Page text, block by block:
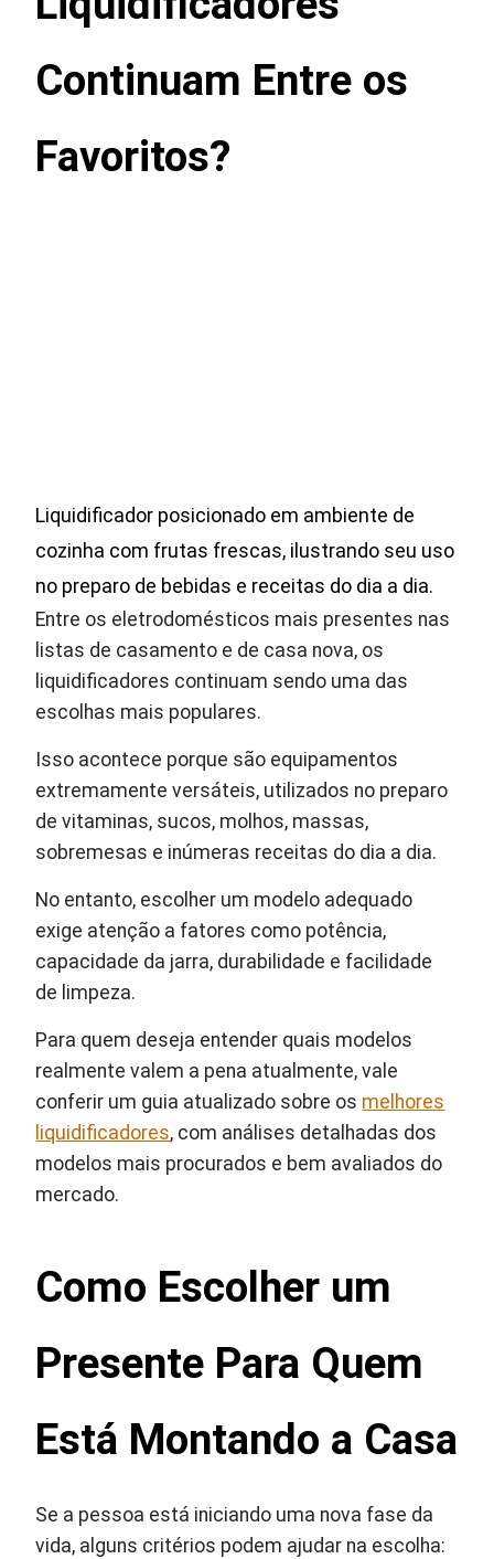
Continuam Entre os
Favoritos?
Liquidificador posicionado em ambiente de
cozinha com frutas frescas, ilustrando seu uso
no preparo de bebidas e receitas do dia a dia.
Entre os eletrodomésticos mais presentes nas
listas de casamento e de casa nova, os
liquidificadores continuam sendo uma das
escolhas mais populares.
Isso acontece porque são equipamentos
extremamente versáteis, utilizados no preparo
de vitaminas, sucos, molhos, massas,
sobremesas e inúmeras receitas do dia a dia.
No entanto, escolher um modelo adequado
exige atenção a fatores como potência,
capacidade da jarra, durabilidade e facilidade
de limpeza.
Para quem deseja entender quais modelos
realmente valem a pena atualmente, vale
conferir um guia atualizado sobre os melhores
liquidificadores, com análises detalhadas dos
modelos mais procurados e bem avaliados do
mercado.
Como Escolher um
Presente Para Quem
Está Montando a Casa
Se a pessoa está iniciando uma nova fase da
vida, alguns critérios podem ajudar na escolha: